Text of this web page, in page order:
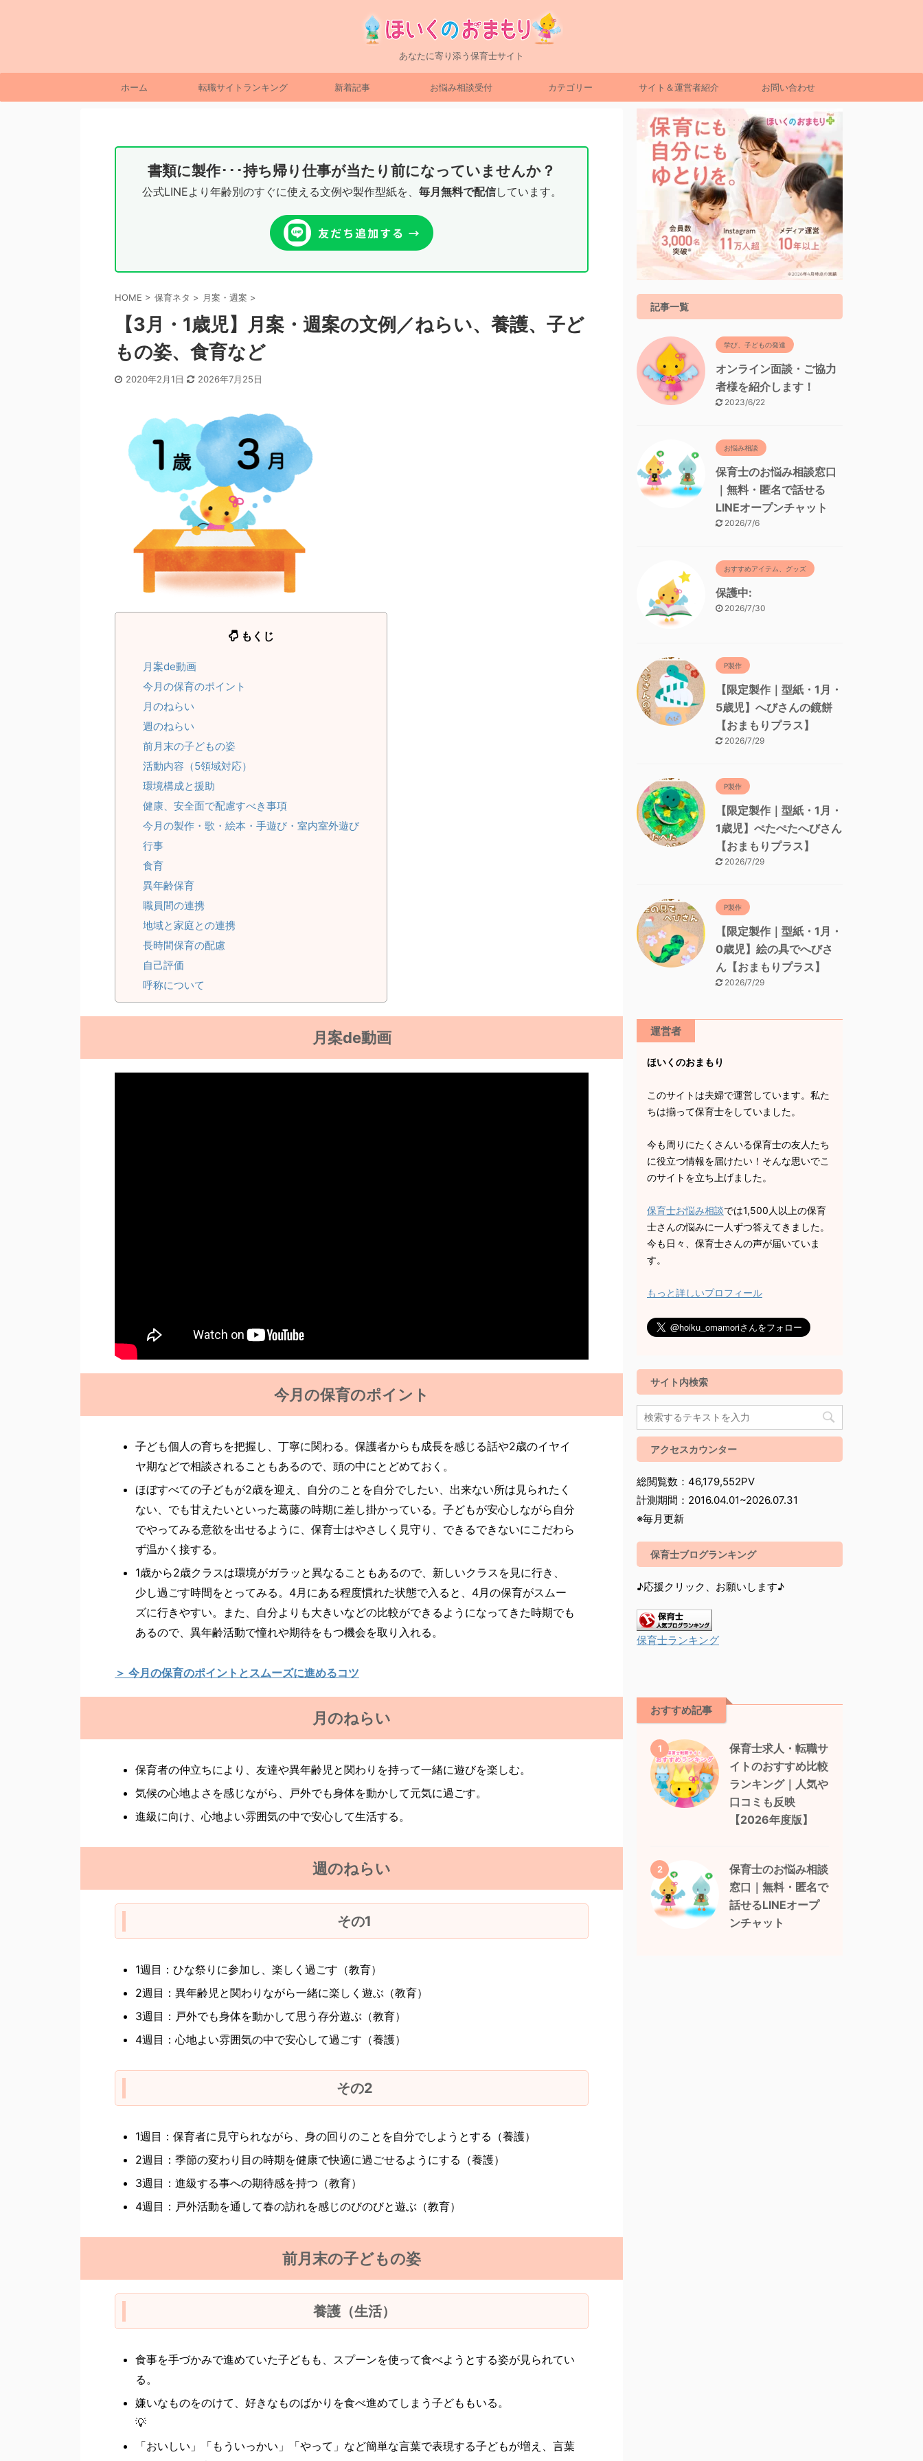
あなたに寄り添う保育士サイト
ホーム 転職サイトランキング 新着記事 お悩み相談受付 カテゴリー サイト＆運営者紹介 お問い合わせ
書類に製作･･･持ち帰り仕事が当たり前になっていませんか？
公式LINEより年齢別のすぐに使える文例や製作型紙を、 毎月無料で配信しています。
HOME > 保育ネタ > 月案・週案 >
【3月・1歳児】月案・週案の文例／ねらい、養護、子ど
もの姿、食育など
2020年2月1日 2026年7月25日
もくじ
月案de動画
今月の保育のポイント
月のねらい
週のねらい
前月末の子どもの姿
活動内容（5領域対応）
環境構成と援助
健康、安全面で配慮すべき事項
今月の製作・歌・絵本・手遊び・室内室外遊び
行事
食育
異年齢保育
職員間の連携
地域と家庭との連携
長時間保育の配慮
自己評価
呼称について
月案de動画
今月の保育のポイント
子ども個人の育ちを把握し、丁寧に関わる。保護者からも成長を感じる話や2歳のイヤイ
ヤ期などで相談されることもあるので、頭の中にとどめておく。
ほぼすべての子どもが2歳を迎え、自分のことを自分でしたい、出来ない所は見られたく
ない、でも甘えたいといった葛藤の時期に差し掛かっている。子どもが安心しながら自分
でやってみる意欲を出せるように、保育士はやさしく見守り、できるできないにこだわら
ず温かく接する。
1歳から2歳クラスは環境がガラッと異なることもあるので、新しいクラスを見に行き、
少し過ごす時間をとってみる。4月にある程度慣れた状態で入ると、4月の保育がスムー
ズに行きやすい。また、自分よりも大きいなどの比較ができるようになってきた時期でも
あるので、異年齢活動で憧れや期待をもつ機会を取り入れる。
＞ 今月の保育のポイントとスムーズに進めるコツ
月のねらい
保育者の仲立ちにより、友達や異年齢児と関わりを持って一緒に遊びを楽しむ。
気候の心地よさを感じながら、戸外でも身体を動かして元気に過ごす。
進級に向け、心地よい雰囲気の中で安心して生活する。
週のねらい
その1
1週目：ひな祭りに参加し、楽しく過ごす（教育）
2週目：異年齢児と関わりながら一緒に楽しく遊ぶ（教育）
3週目：戸外でも身体を動かして思う存分遊ぶ（教育）
4週目：心地よい雰囲気の中で安心して過ごす（養護）
その2
1週目：保育者に見守られながら、身の回りのことを自分でしようとする（養護）
2週目：季節の変わり目の時期を健康で快適に過ごせるようにする（養護）
3週目：進級する事への期待感を持つ（教育）
4週目：戸外活動を通して春の訪れを感じのびのびと遊ぶ（教育）
前月末の子どもの姿
養護（生活）
食事を手づかみで進めていた子どもも、スプーンを使って食べようとする姿が見られてい
る。
嫌いなものをのけて、好きなものばかりを食べ進めてしまう子どももいる。
💡
「おいしい」「もういっかい」「やって」など簡単な言葉で表現する子どもが増え、言葉
記事一覧
学び、子どもの発達
オンライン面談・ご協力
者様を紹介します！
2023/6/22
お悩み相談
保育士のお悩み相談窓口
｜無料・匿名で話せる
LINEオープンチャット
2026/7/6
おすすめアイテム、グッズ
保護中:
2026/7/30
P製作
【限定製作｜型紙・1月・
5歳児】へびさんの鏡餅
【おまもりプラス】
2026/7/29
P製作
【限定製作｜型紙・1月・
1歳児】ぺたぺたへびさん
【おまもりプラス】
2026/7/29
P製作
【限定製作｜型紙・1月・
0歳児】絵の具でへびさ
ん【おまもりプラス】
2026/7/29
運営者
ほいくのおまもり
このサイトは夫婦で運営しています。私た
ちは揃って保育士をしていました。
今も周りにたくさんいる保育士の友人たち
に役立つ情報を届けたい！そんな思いでこ
のサイトを立ち上げました。
保育士お悩み相談では1,500人以上の保育
士さんの悩みに一人ずつ答えてきました。
今も日々、保育士さんの声が届いていま
す。
もっと詳しいプロフィール
サイト内検索
アクセスカウンター
総閲覧数：46,179,552PV
計測期間：2016.04.01~2026.07.31
※毎月更新
保育士ブログランキング
♪応援クリック、お願いします♪
保育士ランキング
おすすめ記事
1
保育士求人・転職サ
イトのおすすめ比較
ランキング｜人気や
口コミも反映
【2026年度版】
2
保育士のお悩み相談
窓口｜無料・匿名で
話せるLINEオープ
ンチャット